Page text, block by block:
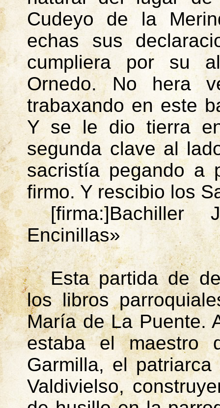
Cudeyo de la
echas sus
cumpliera por su
Ornedo. No hera
trabaxando en este
Y se le dio tierra
segunda clave al
sacristía pegando a
firmo. Y rescibio los
[firma:]Bachiller
Encinillas»
Esta partida de
los libros
María de La Puente.
estaba el maestro
Garmilla, el
Valdivielso,